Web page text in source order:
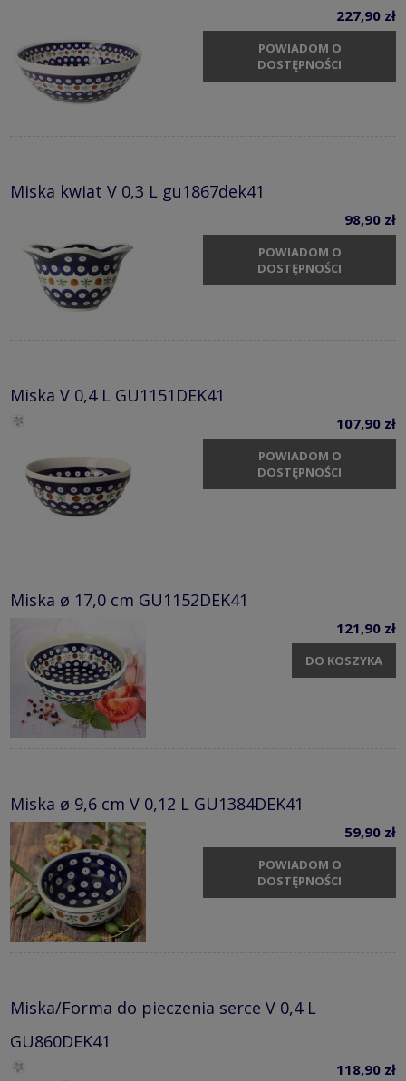
227,90 zł
POWIADOM O
DOSTĘPNOŚCI
Miska kwiat V 0,3 L gu1867dek41
98,90 zł
POWIADOM O
DOSTĘPNOŚCI
Miska V 0,4 L GU1151DEK41
107,90 zł
POWIADOM O
DOSTĘPNOŚCI
Miska ø 17,0 cm GU1152DEK41
121,90 zł
DO KOSZYKA
Miska ø 9,6 cm V 0,12 L GU1384DEK41
59,90 zł
POWIADOM O
DOSTĘPNOŚCI
Miska/Forma do pieczenia serce V 0,4 L
GU860DEK41
118,90 zł